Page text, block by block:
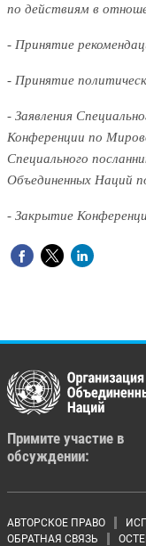
по действиям в
- Принятие
- Принятие
- Заявления
Конференции по
Специального
Объединенных Наций
- Закрытие
Примите участие в
обсуждении:
АВТОРСКОЕ ПРАВО
ОБРАТНАЯ СВЯЗЬ